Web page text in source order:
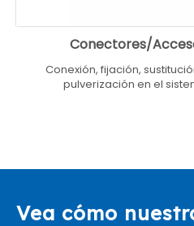
Conectores/
Conexión, fijación,
pulverización en el
Vea cómo